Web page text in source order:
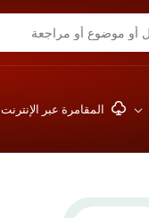
المقامرة عبر الإنترنت